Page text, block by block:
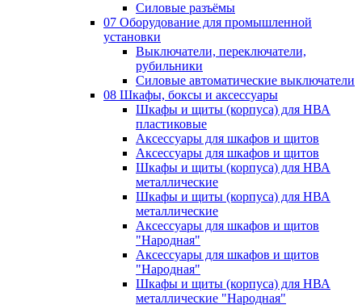
Силовые разъёмы
07 Оборудование для промышленной
установки
Выключатели, переключатели,
рубильники
Силовые автоматические выключатели
08 Шкафы, боксы и аксессуары
Шкафы и щиты (корпуса) для НВА
пластиковые
Аксессуары для шкафов и щитов
Аксессуары для шкафов и щитов
Шкафы и щиты (корпуса) для НВА
металлические
Шкафы и щиты (корпуса) для НВА
металлические
Аксессуары для шкафов и щитов
"Народная"
Аксессуары для шкафов и щитов
"Народная"
Шкафы и щиты (корпуса) для НВА
металлические "Народная"